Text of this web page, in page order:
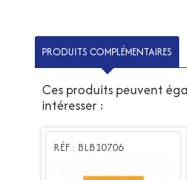
PRODUITS COMPLÉMENTAIRES
Ces produits peuvent
intéresser :
RÉF : BLB10706